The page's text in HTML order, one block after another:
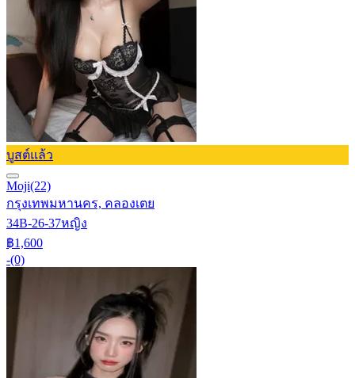
บูสต์แล้ว
Moji(22)
กรุงเทพมหานคร, คลองเตย
34B-26-37หญิง
฿1,600
-(0)